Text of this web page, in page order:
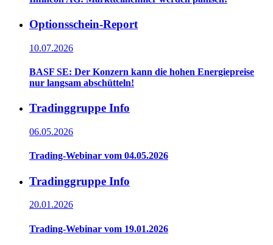
Optionsschein-Report
10.07.2026
BASF SE: Der Konzern kann die hohen Energiepreise
nur langsam abschütteln!
Tradinggruppe Info
06.05.2026
Trading-Webinar vom 04.05.2026
Tradinggruppe Info
20.01.2026
Trading-Webinar vom 19.01.2026